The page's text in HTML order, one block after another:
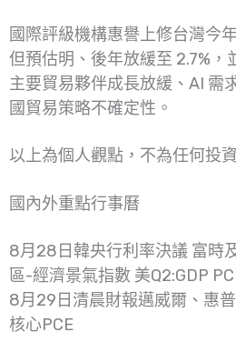
國際評級機構惠譽上修台灣今
但預估明、後年放緩至 2.7%，
主要貿易夥伴成長放緩、AI 需
國貿易策略不確定性。
以上為個人觀點，不為任何投
國內外重點行事曆
8月28日韓央行利率決議 富時
區-經濟景氣指數 美Q2:GDP
8月29日清晨財報邁威爾、惠
核心PCE